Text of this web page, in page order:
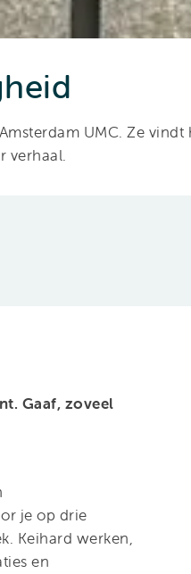
UMC. Ze vindt
verhaal.
Gaaf, zoveel
je op drie
Keihard werken,
en